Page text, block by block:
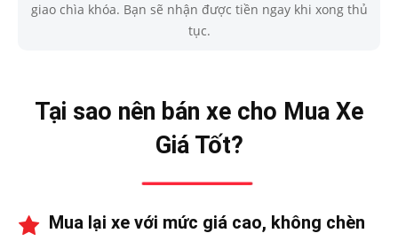
giao chìa khóa. Bạn sẽ nhận được tiền ngay khi xong thủ
tục.
Tại sao nên bán xe cho Mua Xe
Giá Tốt?
Mua lại xe với mức giá cao, không chèn